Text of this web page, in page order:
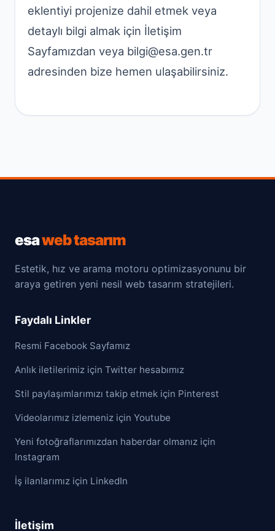
eklentiyi projenize dahil etmek veya
detaylı bilgi almak için İletişim
Sayfamızdan veya bilgi@esa.gen.tr
adresinden bize hemen ulaşabilirsiniz.
esaweb tasarım
Estetik, hız ve arama motoru optimizasyonunu bir
araya getiren yeni nesil web tasarım stratejileri.
Faydalı Linkler
Resmi Facebook Sayfamız
Anlık iletilerimiz için Twitter hesabımız
Stil paylaşımlarımızı takip etmek için Pinterest
Videolarımız izlemeniz için Youtube
Yeni fotoğraflarımızdan haberdar olmanız için
Instagram
İş ilanlarımız için LinkedIn
İletişim